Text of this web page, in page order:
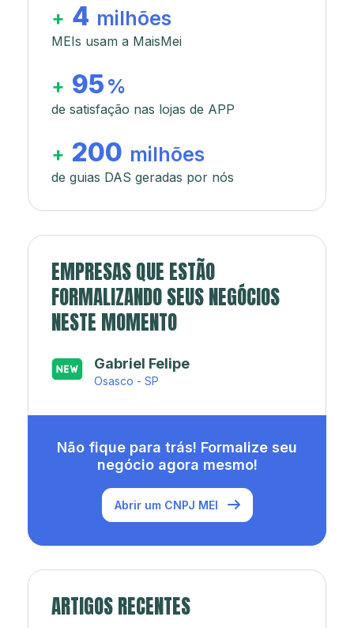
+ 4 milhões
MEIs usam a MaisMei
+ 95 %
de satisfação nas lojas de APP
+ 200 milhões
de guias DAS geradas por nós
EMPRESAS QUE ESTÃO
FORMALIZANDO SEUS NEGÓCIOS
NESTE MOMENTO
Japa’s açaí e sorveteria
Rio de Janeiro - RJ
Não fique para trás! Formalize seu
negócio agora mesmo!
Abrir um CNPJ MEI
ARTIGOS RECENTES